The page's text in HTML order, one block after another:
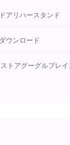
アリハースタンド
ウンロード
トアグーグルプレ